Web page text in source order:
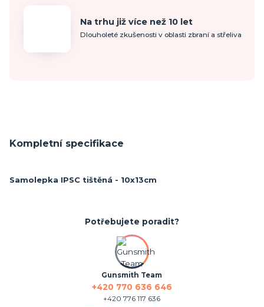
Na trhu již více než 10 let
Dlouholeté zkušenosti v oblasti zbraní a střeliva
Kompletní specifikace
Samolepka IPSC tištěná - 10x13cm
Potřebujete poradit?
Gunsmith Team
+420 770 636 646
+420 776 117 636